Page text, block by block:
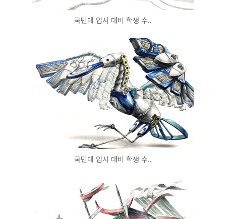
국민대 입시 대비 학생 수..
국민대 입시 대비 학생 수..